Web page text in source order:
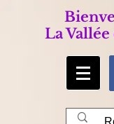
La